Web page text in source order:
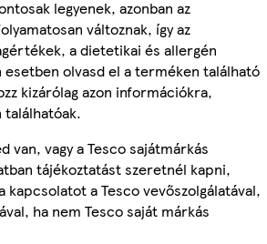
legyenek, azonban az
változnak, így az
a dietetikai és allergén
esetben olvasd el a terméken található
kizárólag azon információkra,
találhatóak.
van, vagy a Tesco sajátmárkás
tájékoztatást szeretnél kapni,
kapcsolatot a Tesco vevőszolgálatával,
ha nem Tesco saját márkás